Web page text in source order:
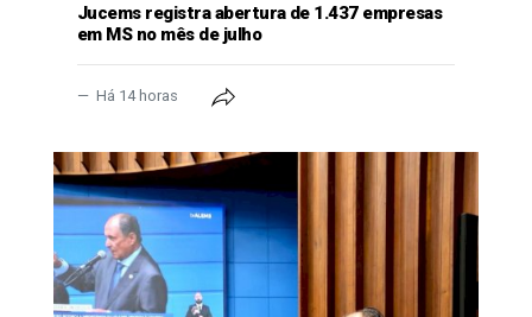
Jucems registra abertura de 1.437 empresas
em MS no mês de julho
Há 14 horas